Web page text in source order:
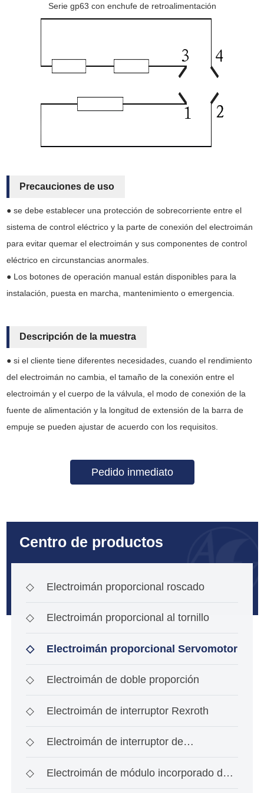
Centro de productos
◇ Electroimán proporcional roscado
◇ Electroimán proporcional al tornillo
◇ Electroimán proporcional Servomotor
◇ Electroimán de doble proporción
◇ Electroimán de interruptor Rexroth
◇ Electroimán de interruptor de
investigación de ace
◇ Electroimán de módulo incorporado de
Serie gp63 con enchufe de retroalimentación
Precauciones de uso
● se debe establecer una protección de sobrecorriente entre el
sistema de control eléctrico y la parte de conexión del electroimán
para evitar quemar el electroimán y sus componentes de control
eléctrico en circunstancias anormales.
● Los botones de operación manual están disponibles para la
instalación, puesta en marcha, mantenimiento o emergencia.
Descripción de la muestra
● si el cliente tiene diferentes necesidades, cuando el rendimiento
del electroimán no cambia, el tamaño de la conexión entre el
electroimán y el cuerpo de la válvula, el modo de conexión de la
fuente de alimentación y la longitud de extensión de la barra de
empuje se pueden ajustar de acuerdo con los requisitos.
Pedido inmediato